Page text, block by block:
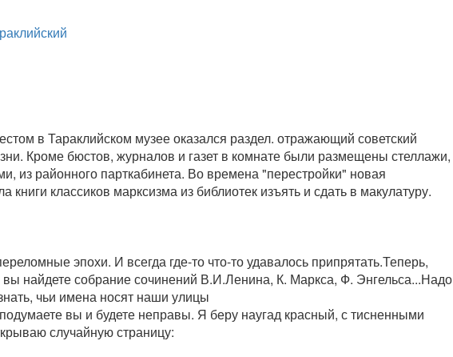
в Тараклийском музее оказался раздел. отражающий советский
Кроме бюстов, журналов и газет в комнате были размещены стеллажи,
из районного парткабинета. Во времена "перестройки" новая
книги классиков марксизма из библиотек изъять и сдать в макулатуру.
эпохи. И всегда где-то что-то удавалось припрятать.Теперь,
найдете собрание сочинений В.И.Ленина, К. Маркса, Ф. Энгельса...Надо
чьи имена носят наши улицы
вы и будете неправы. Я беру наугад красный, с тисненными
случайную страницу: